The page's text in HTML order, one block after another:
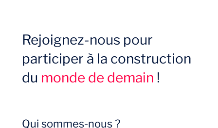
Rejoignez-nous pour
participer à la construction
du monde de demain !
Qui sommes-nous ?